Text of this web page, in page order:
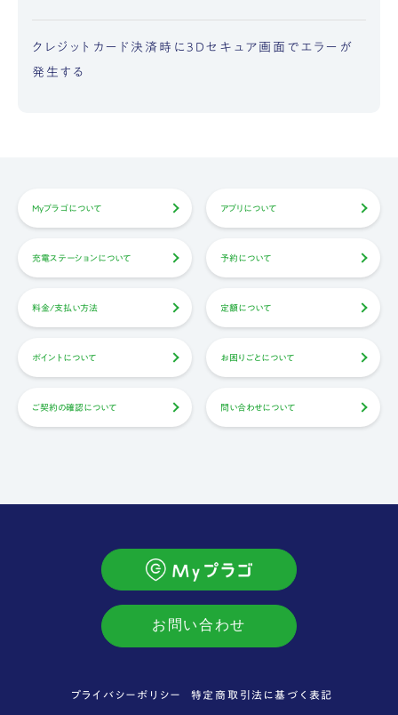
クレジットカード決済時に3Dセキュア画面でエラーが
発生する
Myプラゴについて アプリについて
充電ステーションについて 予約について
料金/支払い方法 定額について
ポイントについて お困りごとについて
ご契約の確認について 問い合わせについて
お問い合わせ
プライバシーポリシー 特定商取引法に基づく表記